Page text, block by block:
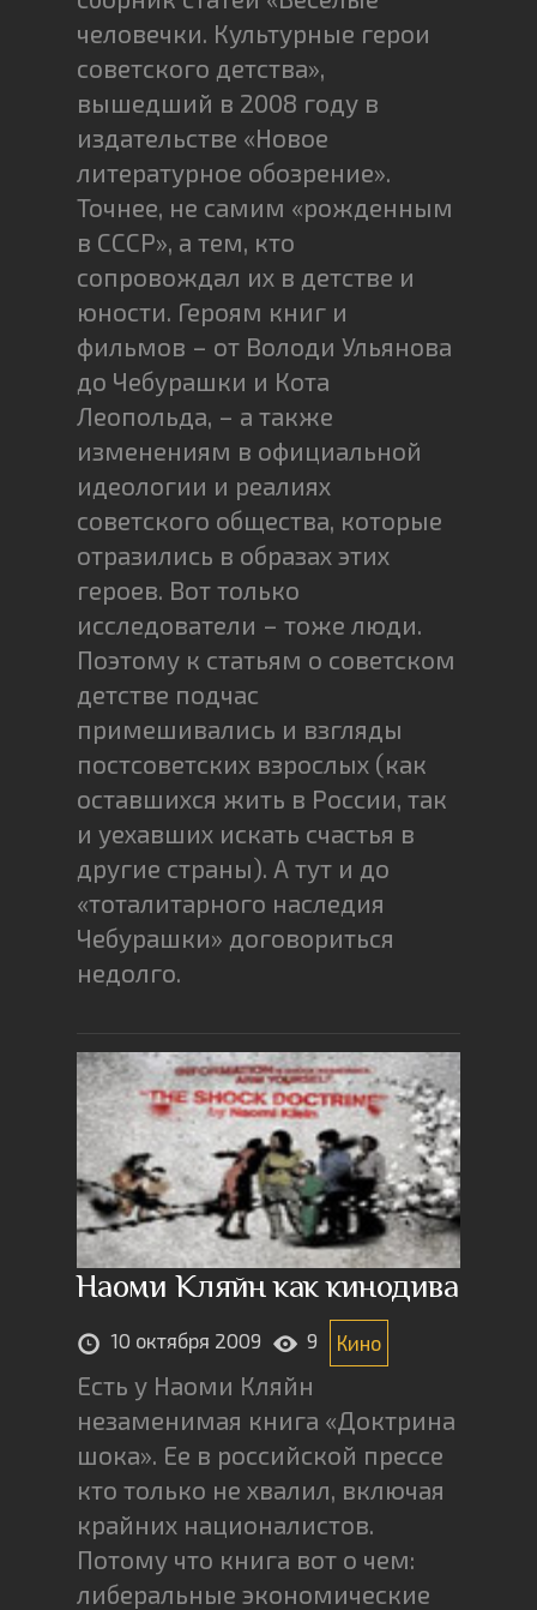
человечки. Культурные герои
советского детства»,
вышедший в 2008 году в
издательстве «Новое
литературное обозрение».
Точнее, не самим «рожденным
в СССР», а тем, кто
сопровождал их в детстве и
юности. Героям книг и
фильмов – от Володи Ульянова
до Чебурашки и Кота
Леопольда, – а также
изменениям в официальной
идеологии и реалиях
советского общества, которые
отразились в образах этих
героев. Вот только
исследователи – тоже люди.
Поэтому к статьям о советском
детстве подчас
примешивались и взгляды
постсоветских взрослых (как
оставшихся жить в России, так
и уехавших искать счастья в
другие страны). А тут и до
«тоталитарного наследия
Чебурашки» договориться
недолго.
Наоми Кляйн как кинодива
10 октября 2009 9 Кино
Есть у Наоми Кляйн
незаменимая книга «Доктрина
шока». Ее в российской прессе
кто только не хвалил, включая
крайних националистов.
Потому что книга вот о чем:
либеральные экономические